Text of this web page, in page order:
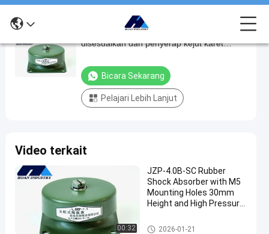
Kapasitas
beban
produk
penyerap
kejut
karet
fleksibel
JZP-
Kapasitas beban produk yang dapat
disesuaikan dan penyerap kejut karet
Bicara Sekarang
Pelajari Lebih Lanjut
Video terkait
00:32
JZP-4.0B-SC Rubber
Shock Absorber with M5
Mounting Holes 30mm
Height and High Pressure
Isolation
peredam kejut karet
2026-01-21